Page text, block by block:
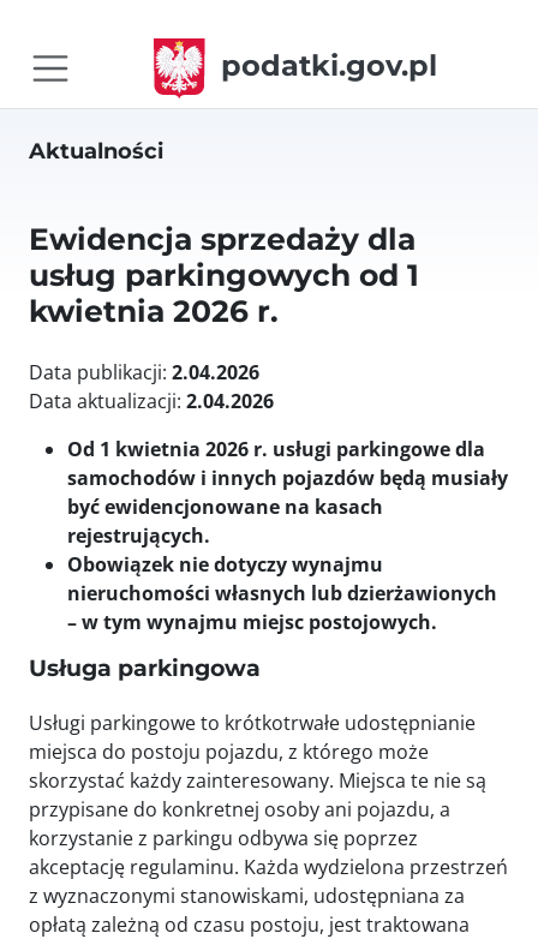
podatki.gov.pl
Aktualności
Ewidencja sprzedaży dla
usług parkingowych od 1
kwietnia 2026 r.
Data publikacji: 2.04.2026
Data aktualizacji: 2.04.2026
Od 1 kwietnia 2026 r. usługi parkingowe dla
samochodów i innych pojazdów będą musiały
być ewidencjonowane na kasach
rejestrujących.
Obowiązek nie dotyczy wynajmu
nieruchomości własnych lub dzierżawionych
– w tym wynajmu miejsc postojowych.
Usługa parkingowa
Usługi parkingowe to krótkotrwałe udostępnianie
miejsca do postoju pojazdu, z którego może
skorzystać każdy zainteresowany. Miejsca te nie są
przypisane do konkretnej osoby ani pojazdu, a
korzystanie z parkingu odbywa się poprzez
akceptację regulaminu. Każda wydzielona przestrzeń
z wyznaczonymi stanowiskami, udostępniana za
opłatą zależną od czasu postoju, jest traktowana